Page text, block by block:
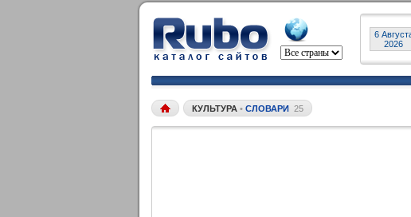
6
2026
КУЛЬТУРА • СЛОВАРИ 25